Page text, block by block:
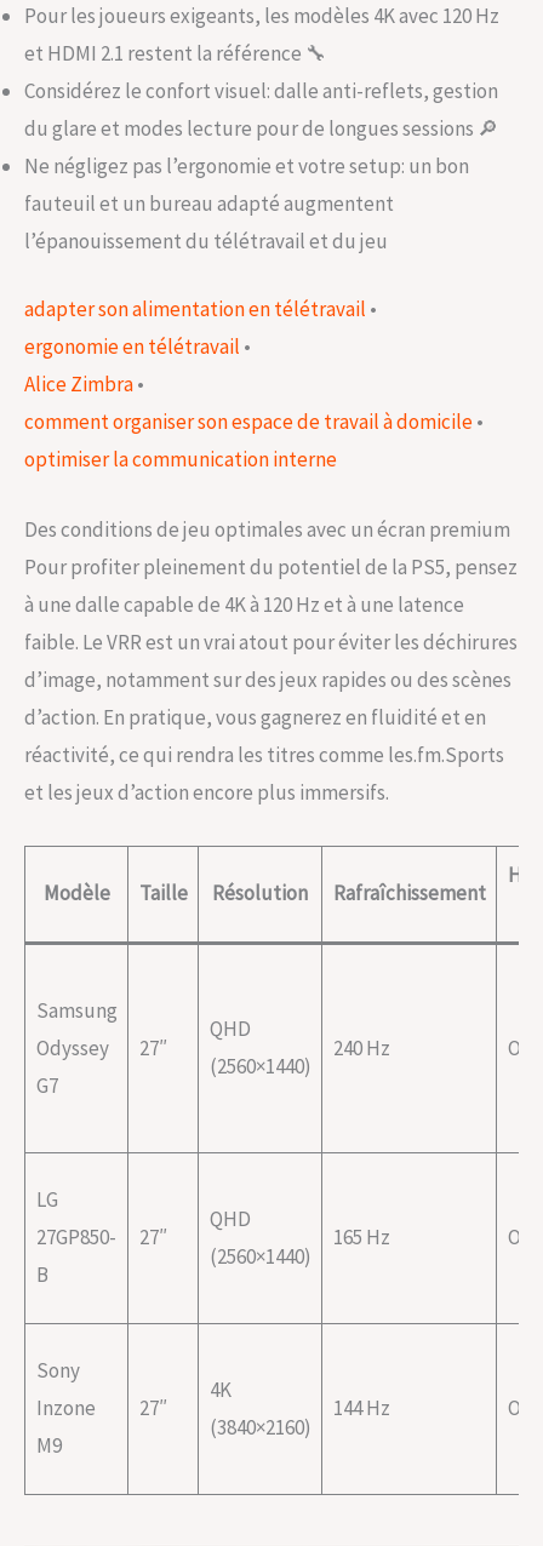
Pour les joueurs exigeants, les modèles 4K avec 120 Hz
et HDMI 2.1 restent la référence 🔧
Considérez le confort visuel: dalle anti-reflets, gestion
du glare et modes lecture pour de longues sessions 🔎
Ne négligez pas l’ergonomie et votre setup: un bon
fauteuil et un bureau adapté augmentent
l’épanouissement du télétravail et du jeu
adapter son alimentation en télétravail •
ergonomie en télétravail •
Alice Zimbra•
comment organiser son espace de travail à domicile•
optimiser la communication interne
Des conditions de jeu optimales avec un écran premium
Pour profiter pleinement du potentiel de la PS5, pensez
à une dalle capable de 4K à 120 Hz et à une latence
faible. Le VRR est un vrai atout pour éviter les déchirures
d’image, notamment sur des jeux rapides ou des scènes
d’action. En pratique, vous gagnerez en fluidité et en
réactivité, ce qui rendra les titres comme les.fm.Sports
et les jeux d’action encore plus immersifs.
Modèle Taille Résolution Rafraîchissement
Samsung
Odyssey
G7
27″
QHD
(2560×1440)
240 Hz Oui
LG
27GP850-
B
27″
QHD
(2560×1440)
165 Hz Oui
Sony
Inzone
M9
27″
4K
(3840×2160)
144 Hz Oui